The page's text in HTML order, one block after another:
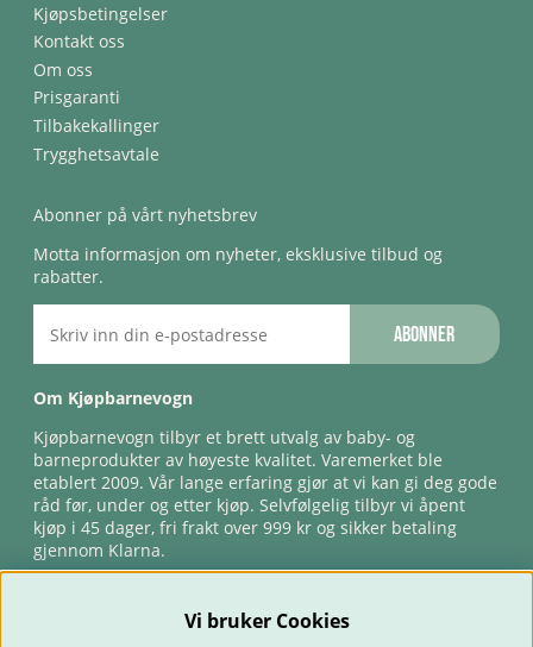
Kjøpsbetingelser
Kontakt oss
Om oss
Prisgaranti
Tilbakekallinger
Trygghetsavtale
Abonner på vårt nyhetsbrev
Motta informasjon om nyheter, eksklusive tilbud og
rabatter.
Abonner
Om Kjøpbarnevogn
Kjøpbarnevogn tilbyr et brett utvalg av baby- og
barneprodukter av høyeste kvalitet. Varemerket ble
etablert 2009. Vår lange erfaring gjør at vi kan gi deg gode
råd før, under og etter kjøp. Selvfølgelig tilbyr vi åpent
kjøp i 45 dager, fri frakt over 999 kr og sikker betaling
gjennom Klarna.
Vi bruker Cookies